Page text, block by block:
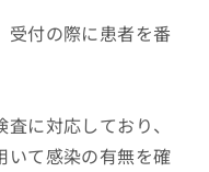
受付の際に患者を番
に対応しており、
いて感染の有無を確